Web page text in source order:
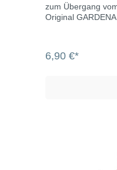
zum Übergang
Original
6,90 €*